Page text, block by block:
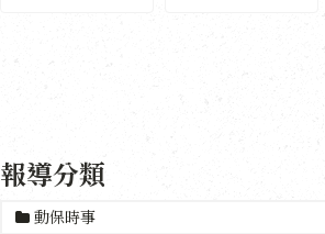
報導分類
動保時事